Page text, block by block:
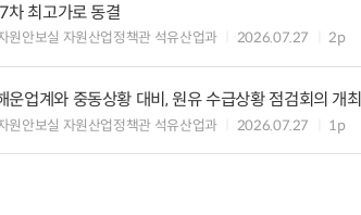
차 최고가로 동결
원안보실 자원산업정책관 석유산업과 2026.07.27 2p
운업계와 중동상황 대비, 원유 수급상황 점검회의 개최
원안보실 자원산업정책관 석유산업과 2026.07.27 1p